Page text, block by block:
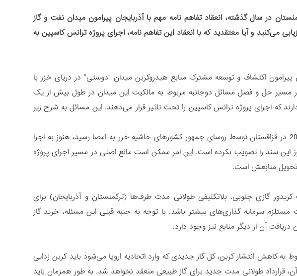
در سال گذشته، انعقاد تفاهم نامه مهم با آذربایجان پیرامون میدان نفت و گاز
می‌کنید و آیا معتقدید که با انعقاد این تفاهم نامه، اجرای پروژه ترانس کاسپین به
پیرامون اکتشاف و توسعه مشترک منابع هیدروکربن میدان "دوستی" در دریای خزر با
مسیر حل و فصل مسائل دوجانبه مربوط به مالکیت این میدان در طول بیش از یک
که اجرای پروژه ترانس کاسپین را تحت تاثیر قرار می‌دهند. این مسائل به شرح زیر
اولا، کنوانسیون رژیم حقوقی خزر که در مورخ 12 اوت سال 2018 در قزاقستان توسط روسای جمهور کشورهای حاشیه خزر به امضا رسید، هنوز به اجرا
این سند را تصویب نکرده است. این امر ممکن است مانع اصلی در مسیر اجرای پروژه
تحویل منابعش است.
گازی جنوبی. بلاتکلیفی طولانی مدت طرف‌ها (ترکمنستان و آذربایجان) برای
سرمایه گذاری‌های بیشتر باشد. با توجه به جنبه قبلی این مسئله، خرید گاز
آن از دیگر منابع نیز وجود دارد.
به کاهش انتشار کربن، کل گاز جدیدی که وارد اتحادیه اروپا می‌شود باید کربن زدایی
قرارداد طولانی مدت جدید برای گاز طبیعی منعقد نخواهد شد. به طور همزمان باید